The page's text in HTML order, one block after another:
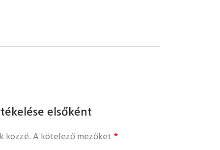
elsőként
közzé.A kötelező mezőket *